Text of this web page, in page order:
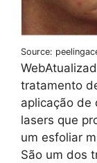
Source:
tratamento
aplicação de
lasers que
um esfoliar
São um dos